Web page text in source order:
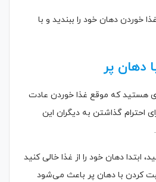
خوردن دهان خود را ببندید و با
هستید که موقع غذا خوردن عادت
احترام گذاشتن به دیگران این
ابتدا دهان خود را از غذا خالی کنید
کردن با دهان پر باعث می‌شود